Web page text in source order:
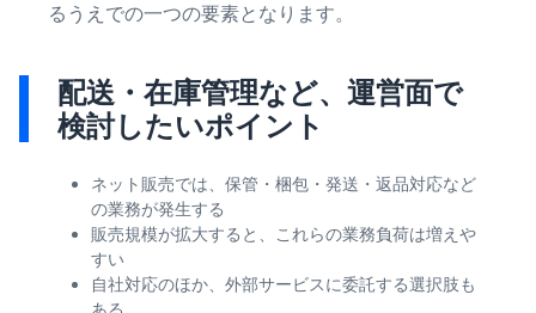
るうえでの一つの要素となります。
配送・在庫管理など、運営面で
検討したいポイント
ネット販売では、保管・梱包・発送・返品対応など
の業務が発生する
販売規模が拡大すると、これらの業務負荷は増えや
すい
自社対応のほか、外部サービスに委託する選択肢も